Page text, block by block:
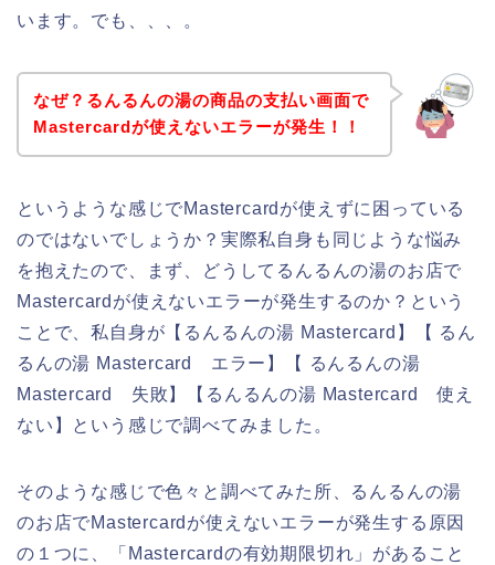
います。でも、、、。
なぜ？るんるんの湯の商品の支払い画面で
Mastercardが使えないエラーが発生！！
というような感じでMastercardが使えずに困っている
のではないでしょうか？実際私自身も同じような悩み
を抱えたので、まず、どうしてるんるんの湯のお店で
Mastercardが使えないエラーが発生するのか？という
ことで、私自身が【るんるんの湯 Mastercard】【 るん
るんの湯 Mastercard エラー】【 るんるんの湯
Mastercard 失敗】【るんるんの湯 Mastercard 使え
ない】という感じで調べてみました。
そのような感じで色々と調べてみた所、るんるんの湯
のお店でMastercardが使えないエラーが発生する原因
の１つに、「Mastercardの有効期限切れ」があること